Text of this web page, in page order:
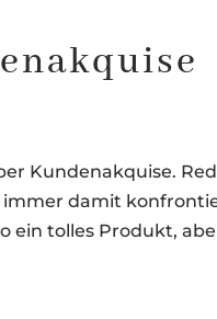
Kundenakquise.
damit
ein tolles Produkt,